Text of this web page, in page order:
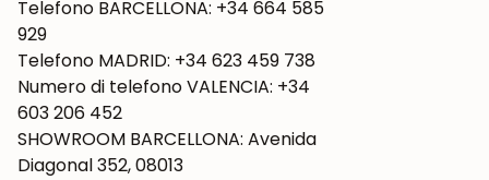
Telefono BARCELLONA: +34 664 585
929
Telefono MADRID: +34 623 459 738
Numero di telefono VALENCIA: +34
603 206 452
SHOWROOM BARCELLONA: Avenida
Diagonal 352, 08013